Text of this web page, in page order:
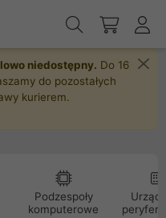
niedostępny. Do 16
do pozostałych
kurierem.
Podzespoły
komputerowe